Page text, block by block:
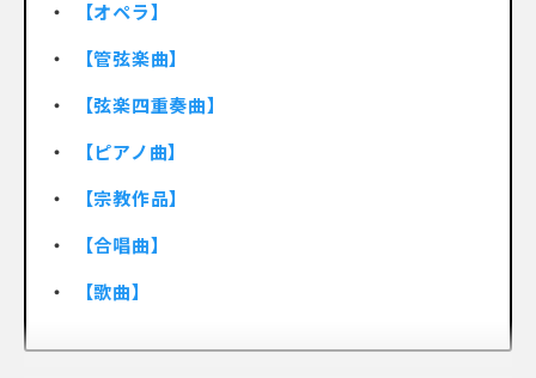
【オペラ】
【管弦楽曲】
【弦楽四重奏曲】
【ピアノ曲】
【宗教作品】
【合唱曲】
【歌曲】